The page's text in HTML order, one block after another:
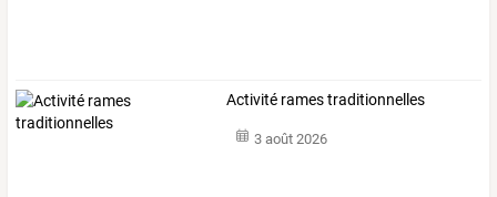
Activité rames traditionnelles
3 août 2026